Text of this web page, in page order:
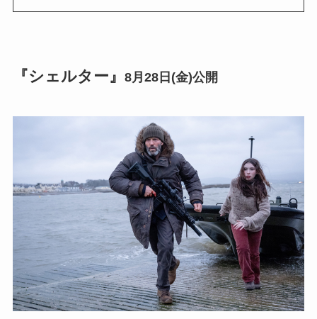
『シェルター』 8月28日(金)公開